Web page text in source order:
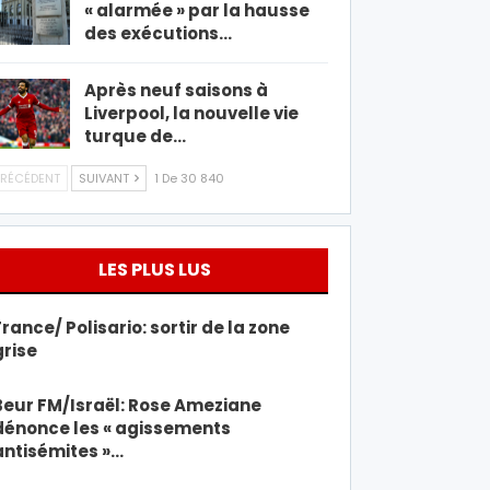
« alarmée » par la hausse
des exécutions…
Après neuf saisons à
Liverpool, la nouvelle vie
turque de…
SUIVANT 1 De 30 840
LES PLUS LUS
Polisario: sortir de la zone
FM/Israël: Rose Ameziane
les « agissements
»…